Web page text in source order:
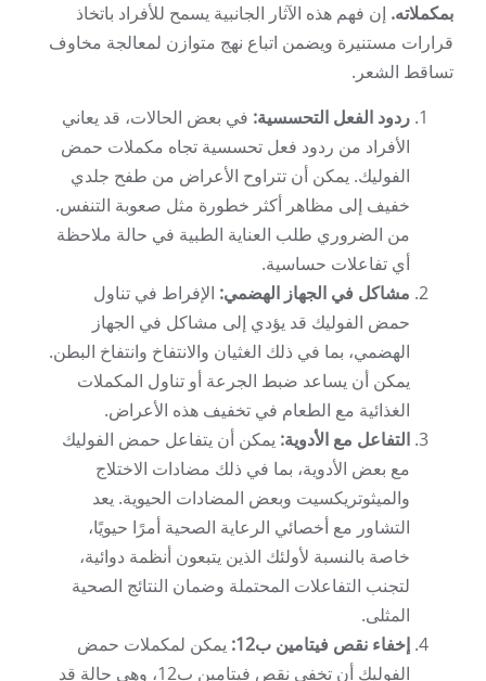
بمكملاته. إن فهم هذه الآثار الجانبية يسمح للأفراد باتخاذ
قرارات مستنيرة ويضمن اتباع نهج متوازن لمعالجة مخاوف
تساقط الشعر.
ردود الفعل التحسسية: في بعض الحالات، قد يعاني
الأفراد من ردود فعل تحسسية تجاه مكملات حمض
الفوليك. يمكن أن تتراوح الأعراض من طفح جلدي
خفيف إلى مظاهر أكثر خطورة مثل صعوبة التنفس.
من الضروري طلب العناية الطبية في حالة ملاحظة
أي تفاعلات حساسية.
مشاكل في الجهاز الهضمي: الإفراط في تناول
حمض الفوليك قد يؤدي إلى مشاكل في الجهاز
الهضمي، بما في ذلك الغثيان والانتفاخ وانتفاخ البطن.
يمكن أن يساعد ضبط الجرعة أو تناول المكملات
الغذائية مع الطعام في تخفيف هذه الأعراض.
التفاعل مع الأدوية: يمكن أن يتفاعل حمض الفوليك
مع بعض الأدوية، بما في ذلك مضادات الاختلاج
والميثوتريكسيت وبعض المضادات الحيوية. يعد
التشاور مع أخصائي الرعاية الصحية أمرًا حيويًا،
خاصة بالنسبة لأولئك الذين يتبعون أنظمة دوائية،
لتجنب التفاعلات المحتملة وضمان النتائج الصحية
المثلى.
إخفاء نقص فيتامين ب12:
يمكن لمكملات حمض
الفوليك أن تخفي نقص فيتامين ب12، وهي حالة قد